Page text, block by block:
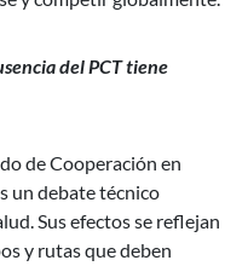
del PCT tiene
de Cooperación en
un debate técnico
Sus efectos se reflejan
y rutas que deben